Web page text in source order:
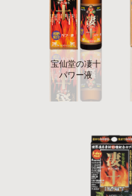
宝仙堂の凄十
パワー液